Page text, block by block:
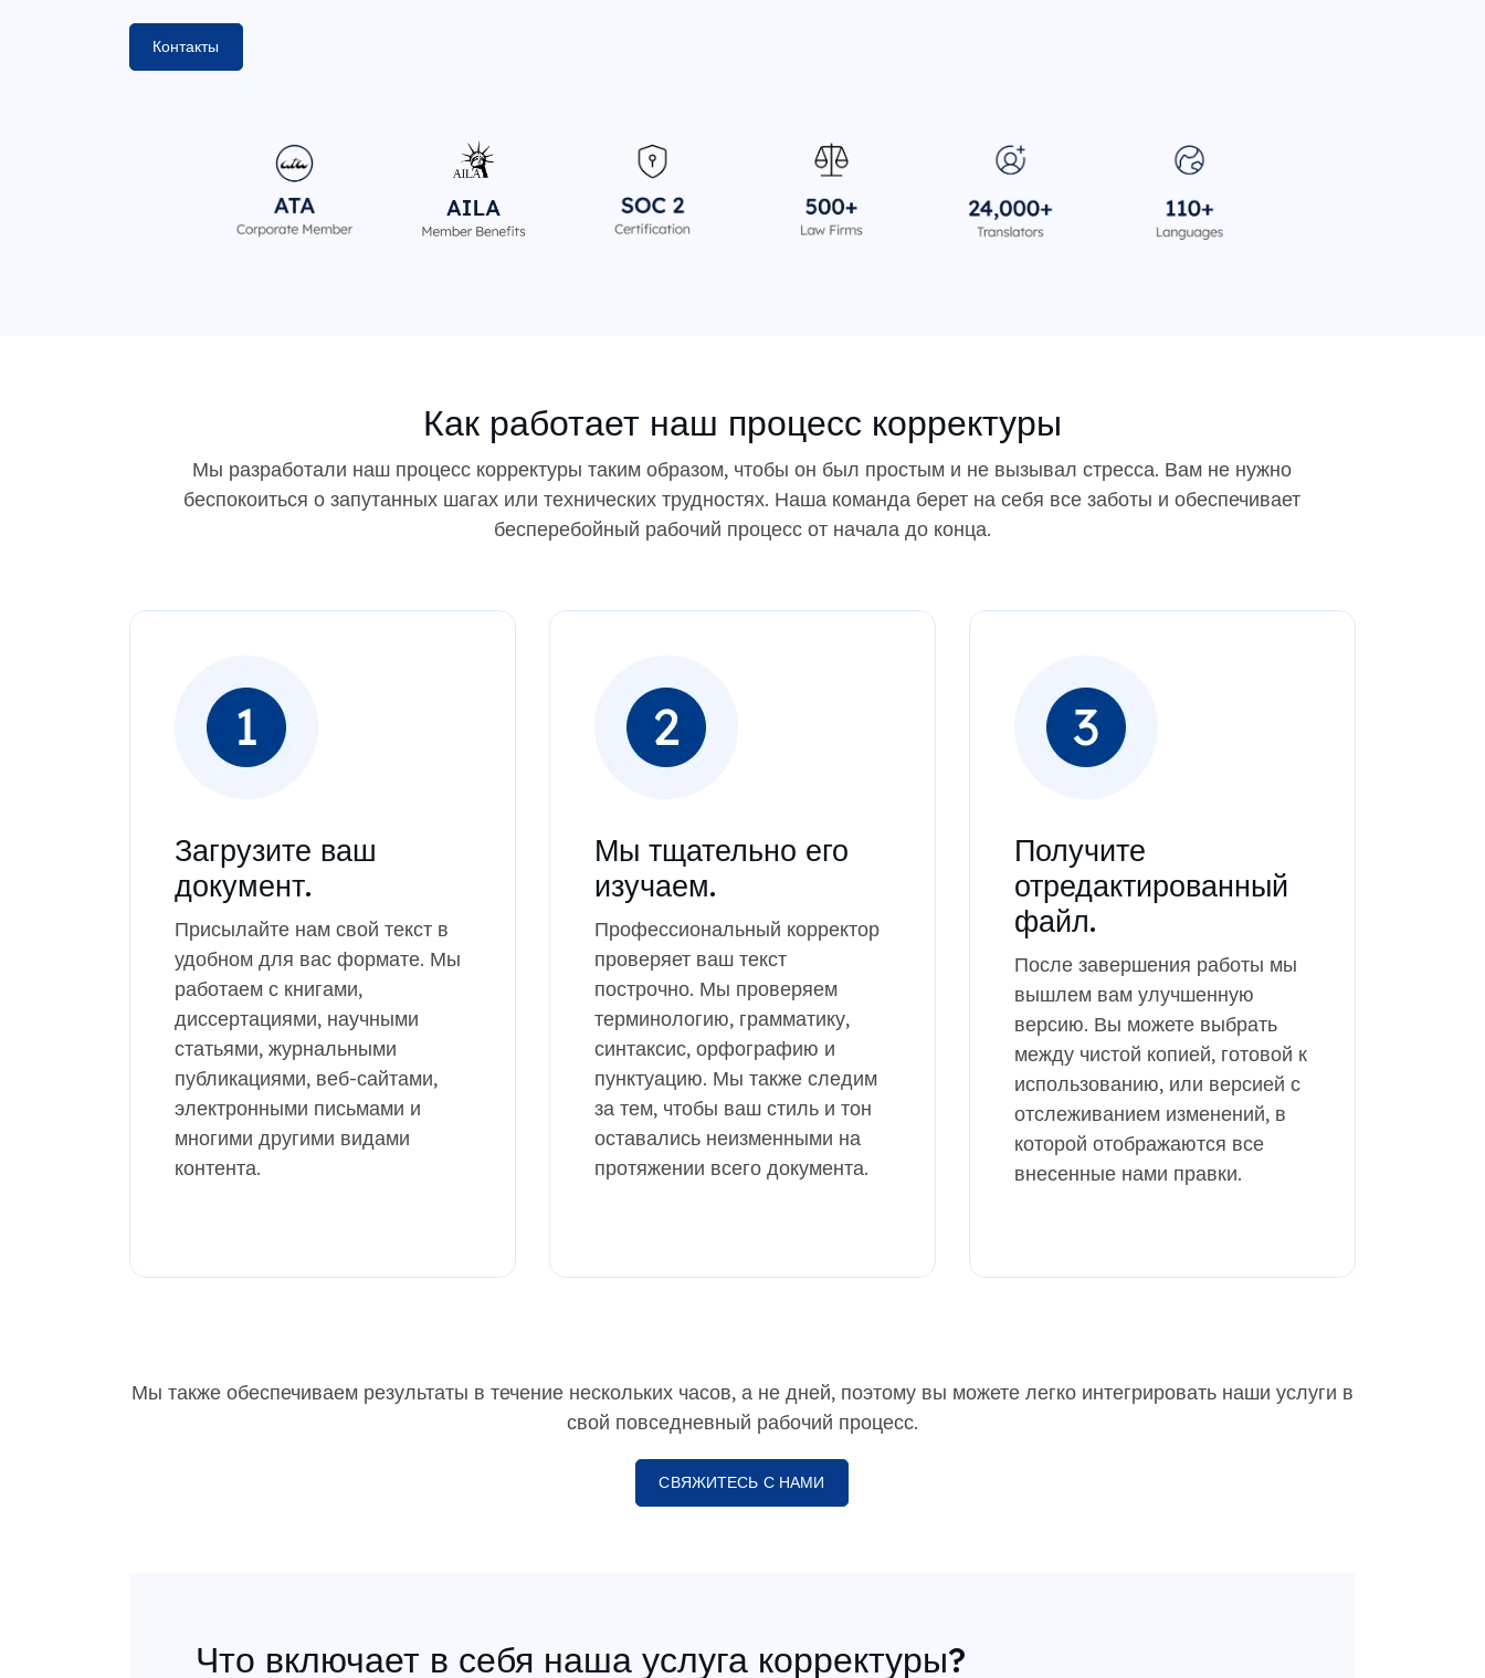
Контакты
Как работает наш процесс корректуры
Мы разработали наш процесс корректуры таким образом, чтобы он был простым и не вызывал стресса. Вам не нужно
беспокоиться о запутанных шагах или технических трудностях. Наша команда берет на себя все заботы и обеспечивает
бесперебойный рабочий процесс от начала до конца.
Загрузите ваш
документ.
Присылайте нам свой текст в
удобном для вас формате. Мы
работаем с книгами,
диссертациями, научными
статьями, журнальными
публикациями, веб-сайтами,
электронными письмами и
многими другими видами
контента.
Мы тщательно его
изучаем.
Профессиональный корректор
проверяет ваш текст
построчно. Мы проверяем
терминологию, грамматику,
синтаксис, орфографию и
пунктуацию. Мы также следим
за тем, чтобы ваш стиль и тон
оставались неизменными на
протяжении всего документа.
Получите
отредактированный
файл.
После завершения работы мы
вышлем вам улучшенную
версию. Вы можете выбрать
между чистой копией, готовой к
использованию, или версией с
отслеживанием изменений, в
которой отображаются все
внесенные нами правки.
Мы также обеспечиваем результаты в течение нескольких часов, а не дней, поэтому вы можете легко интегрировать наши услуги в
свой повседневный рабочий процесс.
СВЯЖИТЕСЬ С НАМИ
Что включает в себя наша услуга корректуры?